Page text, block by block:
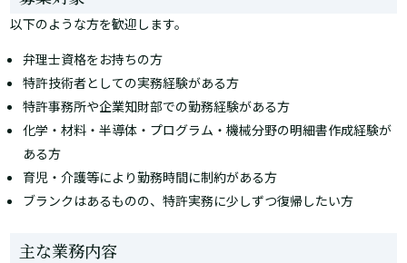
以下のような方を歓迎します。
弁理士資格をお持ちの方
特許技術者としての実務経験がある方
特許事務所や企業知財部での勤務経験がある方
化学・材料・半導体・プログラム・機械分野の明細書作成経験が
ある方
育児・介護等により勤務時間に制約がある方
ブランクはあるものの、特許実務に少しずつ復帰したい方
主な業務内容